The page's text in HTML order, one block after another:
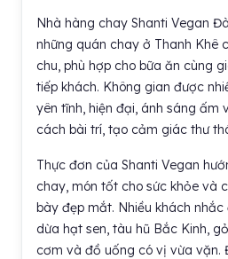
Nhà hàng chay Shanti Vegan
những quán chay ở Thanh Khê
chu, phù hợp cho bữa ăn cùng
tiếp khách. Không gian được
yên tĩnh, hiện đại, ánh sáng ấm
cách bài trí, tạo cảm giác thư
Thực đơn của Shanti Vegan
chay, món tốt cho sức khỏe và
bày đẹp mắt. Nhiều khách
dừa hạt sen, tàu hũ Bắc Kinh,
cơm và đồ uống có vị vừa vặn.